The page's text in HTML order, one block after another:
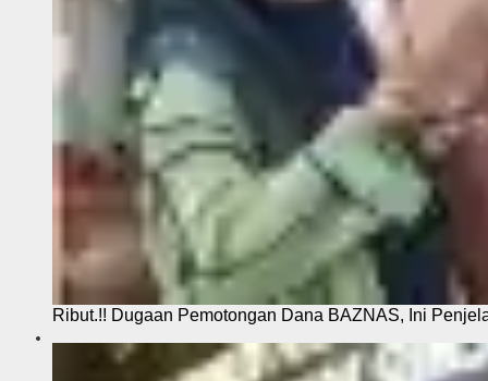
Ribut.!! Dugaan Pemotongan Dana BAZNAS, Ini